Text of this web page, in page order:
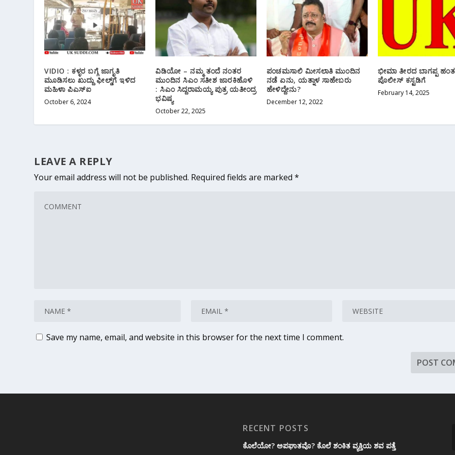
VIDIO : ಕಳ್ಳರ ಬಗ್ಗೆ ಜಾಗೃತಿ
ಮೂಡಿಸಲು ಖುದ್ದು ಫೀಲ್ಡ್‌ಗೆ ಇಳಿದ‌
ಮಹಿಳಾ ಪಿಎಸ್ಐ
October 6, 2024
ವಿಡಿಯೋ – ನಮ್ಮ ತಂದೆ ನಂತರ
ಮುಂದಿನ ಸಿಎಂ ಸತೀಶ ಜಾರಕಿಹೊಳಿ‌
: ಸಿಎಂ ಸಿದ್ದರಾಮಯ್ಯ ಪುತ್ರ ಯತೀಂದ್ರ
ಭವಿಷ್ಯ
October 22, 2025
ಪಂಚಮಸಾಲಿ ಮೀಸಲಾತಿ ಮುಂದಿನ
ನಡೆ ಏನು, ಯತ್ನಾಳ ಸಾಹೇಬರು
ಹೇಳಿದ್ದೇನು?
December 12, 2022
ಭೀಮಾ ತೀರದ ಬಾಗಪ್ಪ
ಪೊಲೀಸ್ ಕಸ್ಟಡಿಗೆ
February 14, 2025
LEAVE A REPLY
Your email address will not be published. Required fields are marked*
Save my name, email, and website in this browser for the next time I comment.
RECENT POSTS
ಕೊಲೆಯೋ? ಅಪಘಾತವೊ? ಕೊಲೆ ಶಂಕಿತ ವ್ಯಕ್ತಿಯ ಶವ ಪತ್ತೆ